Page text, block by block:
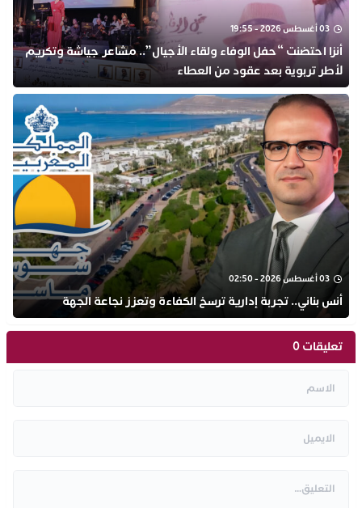
03 أغسطس 2026 - 19:55
أنزا احتضنت “حفل الوفاء ولقاء الأجيال”.. مشاعر جياشة وتكريم
لأطر تربوية بعد عقود من العطاء
03 أغسطس 2026 - 02:50
أنس بناني.. تجربة إدارية ترسخ الكفاءة وتعزز نجاعة الجهة
تعليقات 0